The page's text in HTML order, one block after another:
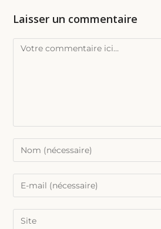
Laisser un commentaire